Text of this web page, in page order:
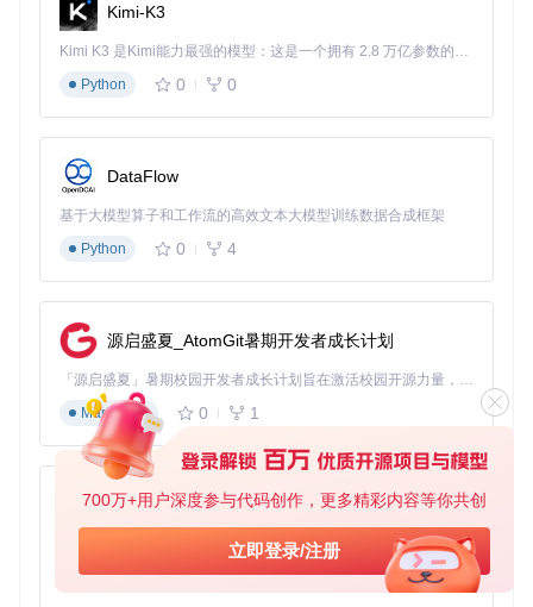
700万+用户深度参与代码创作，更多精彩内容等你共创
立即登录/注册
定工作区，或自动以特定尺寸显示。例如，让终端总是出现在
工作区2，浏览器默认打开在工作区3，实现任务与空间的精准
匹配。
获取与安装通过项目仓库克隆代码库，执行安装脚本即可完成
部署。整个过程就像组装一件家具，按照指引操作，几分钟内
的操作逻辑，但一旦习惯，效率提升立竿见影。
进阶技巧掌握工作区移动是提升效率的关键。将不同项目分配
到不同工作区，通过快捷键一键切换，就像在不同办公室间瞬
移。多显示器用户还可以将工作区拖动到不同屏幕，实现跨屏
协作的无缝衔接。
适合人群自测
想知道AeroSpace是否适合你？思考以下问题：
你是否经常需要同时打开5个以上窗口工作？
Kimi-K3
Kimi K3 是Kimi能力最强的模型：这是一个拥有 2.8 万亿参数的混合专家（MoE）模型，具备原生视觉理解能力，并支持 100 万 token 的上下文窗口。
Python
0 0
DataFlow
基于大模型算子和工作流的高效文本大模型训练数据合成框架
Python
0 4
源启盛夏_AtomGit暑期开发者成长计划
「源启盛夏」暑期校园开发者成长计划旨在激活校园开源力量，通过积分激励、认证扶持、资源倾斜等形式，引导高校组织和开发者完成「入驻 — 建项目 — 做贡献 — 获认证 — 得资源」的完整闭环。无论你是想带领社团入驻平台的组织者，还是希望用代码贡献证明自己的开发者，都能在这里找到属于你的成长路径。
Markdown
0 1
py-xiaozhi
基于Python的Xiaozhi AI，适用于想要完整Xiaozhi体验而无需拥有专用硬件的用户。
Python
0 1